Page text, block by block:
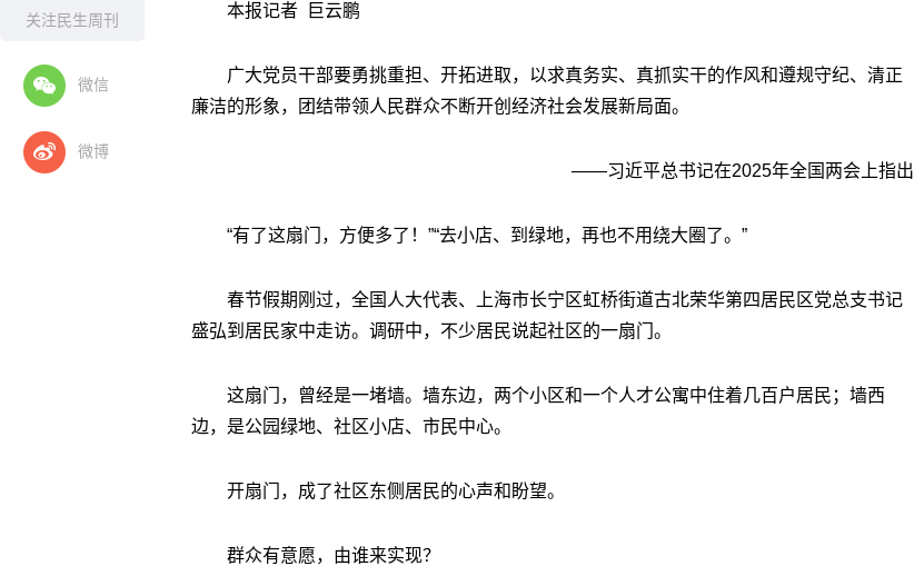
关注民生周刊
微信
微博
本报记者 巨云鹏
广大党员干部要勇挑重担、开拓进取，以求真务实、真抓实干的作风和遵规守纪、清正
廉洁的形象，团结带领人民群众不断开创经济社会发展新局面。
——习近平总书记在2025年全国两会上指出
“有了这扇门，方便多了！”“去小店、到绿地，再也不用绕大圈了。”
春节假期刚过，全国人大代表、上海市长宁区虹桥街道古北荣华第四居民区党总支书记
盛弘到居民家中走访。调研中，不少居民说起社区的一扇门。
这扇门，曾经是一堵墙。墙东边，两个小区和一个人才公寓中住着几百户居民；墙西
边，是公园绿地、社区小店、市民中心。
开扇门，成了社区东侧居民的心声和盼望。
群众有意愿，由谁来实现？